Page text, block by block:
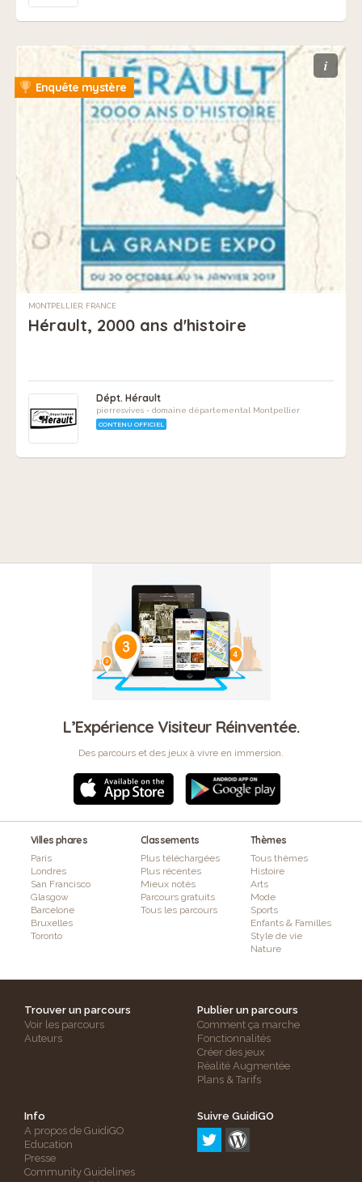
i
Enquête mystère
MONTPELLIER, FRANCE
Hérault, 2000 ans d'histoire
Dépt. Hérault
pierresvives - domaine départemental Montpellier
CONTENU OFFICIEL
L’Expérience Visiteur Réinventée.
Des parcours et des jeux à vivre en immersion.
Villes phares
Paris
Londres
San Francisco
Glasgow
Barcelone
Bruxelles
Toronto
Classements
Plus téléchargées
Plus récentes
Mieux notés
Parcours gratuits
Tous les parcours
Thèmes
Tous thèmes
Histoire
Arts
Mode
Sports
Enfants & Familles
Style de vie
Nature
Trouver un parcours
Voir les parcours
Auteurs
Publier un parcours
Comment ça marche
Fonctionnalités
Créer des jeux
Réalité Augmentée
Plans & Tarifs
Info
A propos de GuidiGO
Education
Presse
Community Guidelines
Suivre GuidiGO